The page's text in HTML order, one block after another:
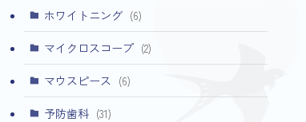
ホワイトニング (6)
マイクロスコープ (2)
マウスピース (6)
予防歯科 (31)